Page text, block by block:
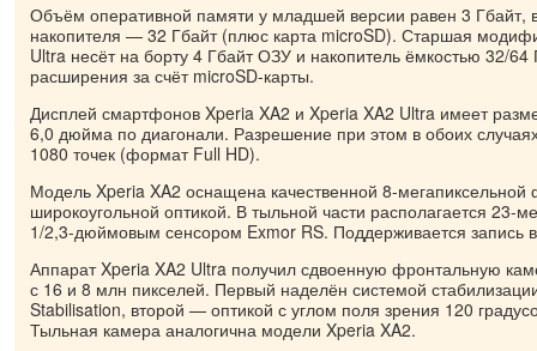
Объём оперативной памяти у младшей версии равен 3 Гбайт,
накопителя — 32 Гбайт (плюс карта microSD). Старшая
Ultra несёт на борту 4 Гбайт ОЗУ и накопитель ёмкостью 32/64
расширения за счёт microSD-карты.
Дисплей смартфонов Xperia XA2 и Xperia XA2 Ultra имеет
6,0 дюйма по диагонали. Разрешение при этом в обоих
1080 точек (формат Full HD).
Модель Xperia XA2 оснащена качественной 8-
широкоугольной оптикой. В тыльной части располагается 23-
1/2,3-дюймовым сенсором Exmor RS. Поддерживается запись
Аппарат Xperia XA2 Ultra получил сдвоенную фронтальную
с 16 и 8 млн пикселей. Первый наделён системой
Stabilisation, второй — оптикой с углом поля зрения 120
Тыльная камера аналогична модели Xperia XA2.